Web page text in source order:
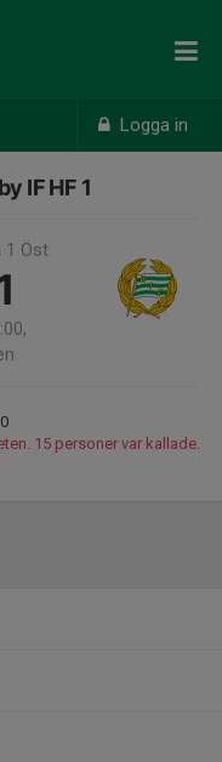
Logga in
IF HF 1
1 Öst
15 personer var kallade.